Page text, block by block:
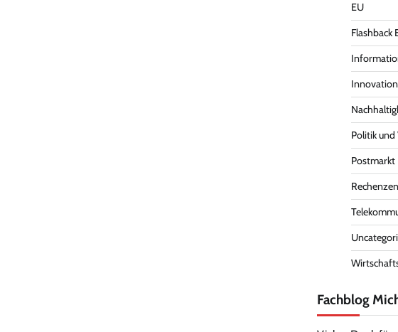
EU
Flashback
Innovation
Politik
Postmarkt
Fachblog